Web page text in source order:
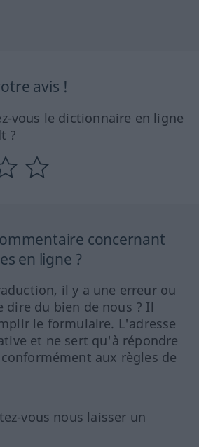
avis !
vous le dictionnaire en ligne
?
concernant
en ligne ?
il y a une erreur ou
dire du bien de nous ? Il
le formulaire. L'adresse
et ne sert qu'à répondre
aux règles de
vous nous laisser un